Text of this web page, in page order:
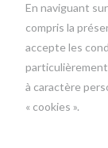
En naviguant
compris la
accepte les
à caractère
« cookies ».